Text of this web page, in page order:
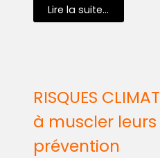
Lire la suite...
RISQUES
à muscler
prévention